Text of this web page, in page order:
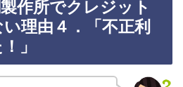
作所でクレジット
理由４．「不正利
」